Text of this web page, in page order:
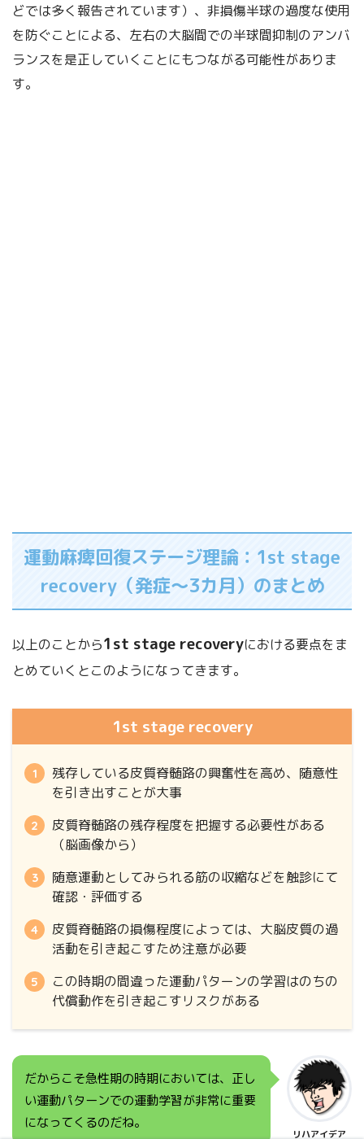
どでは多く報告されています）、非損傷半球の過度な使用
を防ぐことによる、左右の大脳間での半球間抑制のアンバ
ランスを是正していくことにもつながる可能性がありま
す。
運動麻痺回復ステージ理論：1st stage
recovery（発症～3カ月）のまとめ
以上のことから1st stage recoveryにおける要点をま
とめていくとこのようになってきます。
1st stage recovery
残存している皮質脊髄路の興奮性を高め、随意性
を引き出すことが大事
皮質脊髄路の残存程度を把握する必要性がある
（脳画像から）
随意運動としてみられる筋の収縮などを触診にて
確認・評価する
皮質脊髄路の損傷程度によっては、大脳皮質の過
活動を引き起こすため注意が必要
この時期の間違った運動パターンの学習はのちの
代償動作を引き起こすリスクがある
だからこそ急性期の時期においては、正し
い運動パターンでの運動学習が非常に重要
になってくるのだね。
リハアイデア